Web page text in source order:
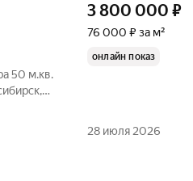
50 м.кв.
3 800 000 ₽
76 000 ₽ за м²
онлайн показ
28 июля 2026